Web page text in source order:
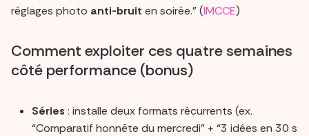
réglages photo anti-bruit en soirée.” (IMCCE)
Comment exploiter ces quatre semaines
côté performance (bonus)
Séries : installe deux formats récurrents (ex.
“Comparatif honnête du mercredi” + “3 idées en 30 s